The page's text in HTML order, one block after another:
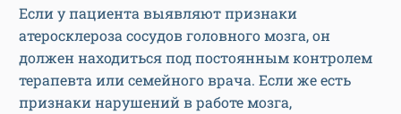
Если у пациента выявляют признаки
атеросклероза сосудов головного мозга, он
должен находиться под постоянным контролем
терапевта или семейного врача. Если же есть
признаки нарушений в работе мозга,